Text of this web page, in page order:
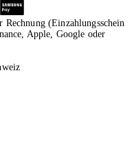
Rechnung (Einzahlungsschein
Apple, Google oder